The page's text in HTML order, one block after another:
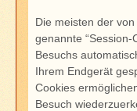
Die meisten der
genannte
Besuchs
Ihrem Endgerät
Cookies
Besuch